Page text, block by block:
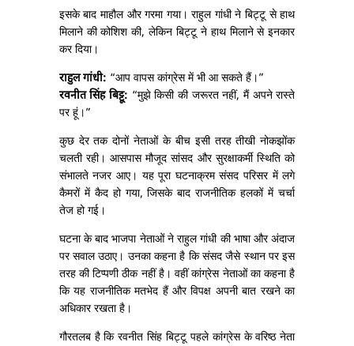
इसके बाद माहौल और गरमा गया। राहुल गांधी ने बिट्टू से हाथ
मिलाने की कोशिश की, लेकिन बिट्टू ने हाथ मिलाने से इनकार
कर दिया।
राहुल गांधी: “आप वापस कांग्रेस में भी आ सकते हैं।”
रवनीत सिंह बिट्टू: “मुझे किसी की जरूरत नहीं, मैं अपने रास्ते
पर हूं।”
कुछ देर तक दोनों नेताओं के बीच इसी तरह तीखी नोकझोंक
चलती रही। आसपास मौजूद सांसद और सुरक्षाकर्मी स्थिति को
संभालते नजर आए। यह पूरा घटनाक्रम संसद परिसर में लगे
कैमरों में कैद हो गया, जिसके बाद राजनीतिक हलकों में चर्चा
तेज हो गई।
घटना के बाद भाजपा नेताओं ने राहुल गांधी की भाषा और अंदाज
पर सवाल उठाए। उनका कहना है कि संसद जैसे स्थान पर इस
तरह की टिप्पणी ठीक नहीं है। वहीं कांग्रेस नेताओं का कहना है
कि यह राजनीतिक मतभेद हैं और विपक्ष अपनी बात रखने का
अधिकार रखता है।
गौरतलब है कि रवनीत सिंह बिट्टू पहले कांग्रेस के वरिष्ठ नेता